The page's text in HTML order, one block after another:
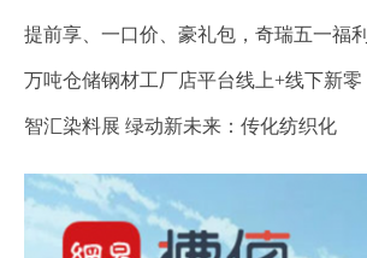
提前享、一口价、豪礼包，奇瑞五一福利
万吨仓储钢材工厂店平台线上+线下新零
智汇染料展 绿动新未来：传化纺织化